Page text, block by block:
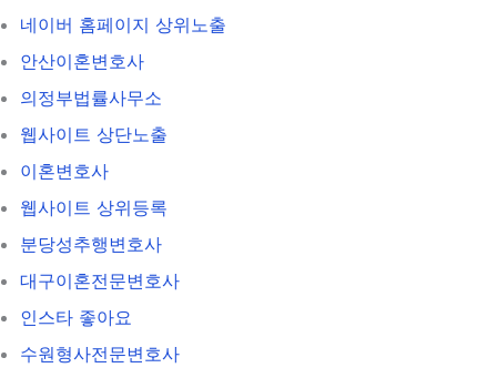
네이버 홈페이지 상위노출
안산이혼변호사
의정부법률사무소
웹사이트 상단노출
이혼변호사
웹사이트 상위등록
분당성추행변호사
대구이혼전문변호사
인스타 좋아요
수원형사전문변호사